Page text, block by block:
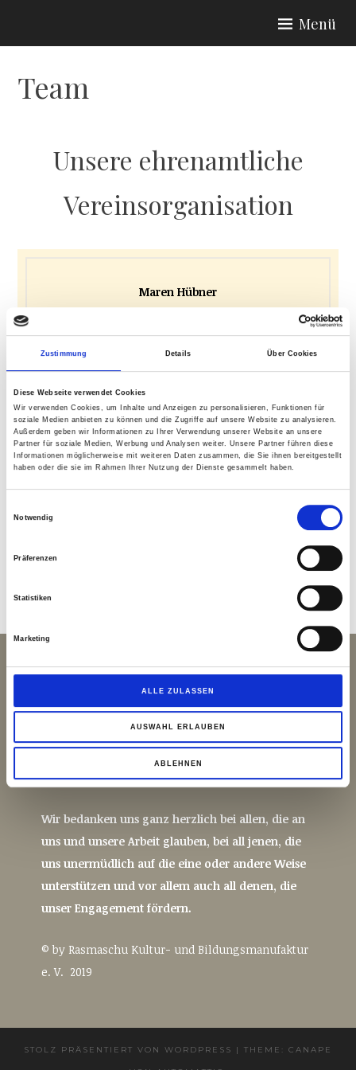
Zustimmung Details Über Cookies
Diese Webseite verwendet Cookies
Wir verwenden Cookies, um Inhalte und Anzeigen zu personalisieren, Funktionen für
soziale Medien anbieten zu können und die Zugriffe auf unsere Website zu analysieren.
Außerdem geben wir Informationen zu Ihrer Verwendung unserer Website an unsere
Partner für soziale Medien, Werbung und Analysen weiter. Unsere Partner führen diese
Informationen möglicherweise mit weiteren Daten zusammen, die Sie ihnen bereitgestellt
haben oder die sie im Rahmen Ihrer Nutzung der Dienste gesammelt haben.
Notwendig
Präferenzen
Statistiken
Marketing
ALLE ZULASSEN
AUSWAHL ERLAUBEN
ABLEHNEN
RASMASCHU
Menü
Team
Unsere ehrenamtliche
Vereinsorganisation
Maren Hübner
Vorstand
Jens Bindrich und Mario Weller
Ethik- und Finanzkommission
Marlen Weller-Menzel
RASMASCHU
Kultur- und Bildungsmanufaktur e. V.
Wir bedanken uns ganz herzlich bei allen, die an
uns und unsere Arbeit glauben, bei all jenen, die
uns unermüdlich auf die eine oder andere Weise
unterstützen und vor allem auch all denen, die
unser Engagement fördern.
© by Rasmaschu Kultur- und Bildungsmanufaktur
e. V. 2019
STOLZ PRÄSENTIERT VON WORDPRESS | THEME: CANAPE